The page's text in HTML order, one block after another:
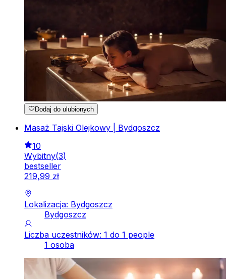
Dodaj do ulubionych
Masaż Tajski Olejkowy | Bydgoszcz
10
Wybitny(3)
bestseller
219,99 zł
Lokalizacja: Bydgoszcz
Bydgoszcz
Liczba uczestników: 1 do 1 people
1 osoba